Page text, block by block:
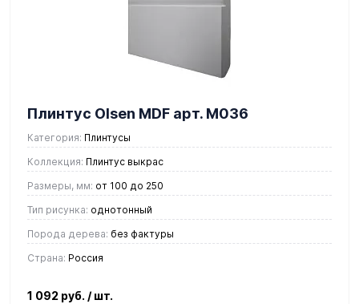
Плинтус Olsen MDF арт. М036
Категория: Плинтусы
Коллекция: Плинтус выкрас
Размеры, мм: от 100 до 250
Тип рисунка: однотонный
Порода дерева: без фактуры
Страна: Россия
1 092 руб. / шт.